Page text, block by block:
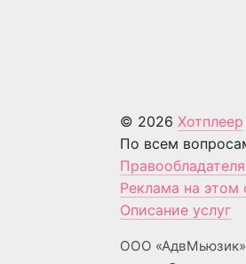
© 2026 Хотплеер
По всем
Реклама на этом
Описание услуг
ООО «АдвМьюзик»